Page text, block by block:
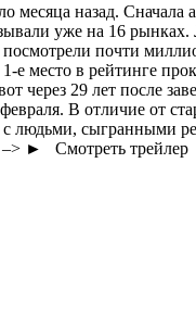
назад. Сначала
уже на 16
почти
е место в рейтинге
29 лет после
В отличие от
сыгранными
► Смотреть трейлер